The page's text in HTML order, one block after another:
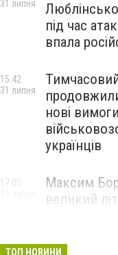
під час
впала
31 липня
нові
українців
15:42
31 липня
Максим
великий
17:00
ТОП НОВИНИ